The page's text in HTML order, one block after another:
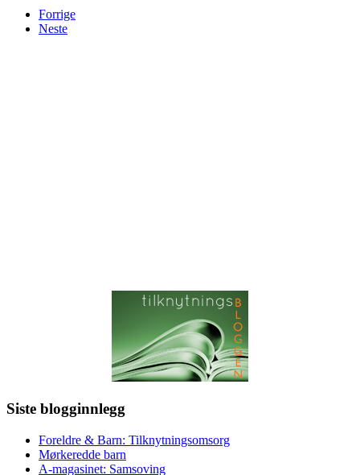
Forrige
Neste
Siste blogginnlegg
Foreldre & Barn: Tilknytningsomsorg
Mørkeredde barn
A-magasinet: Samsoving